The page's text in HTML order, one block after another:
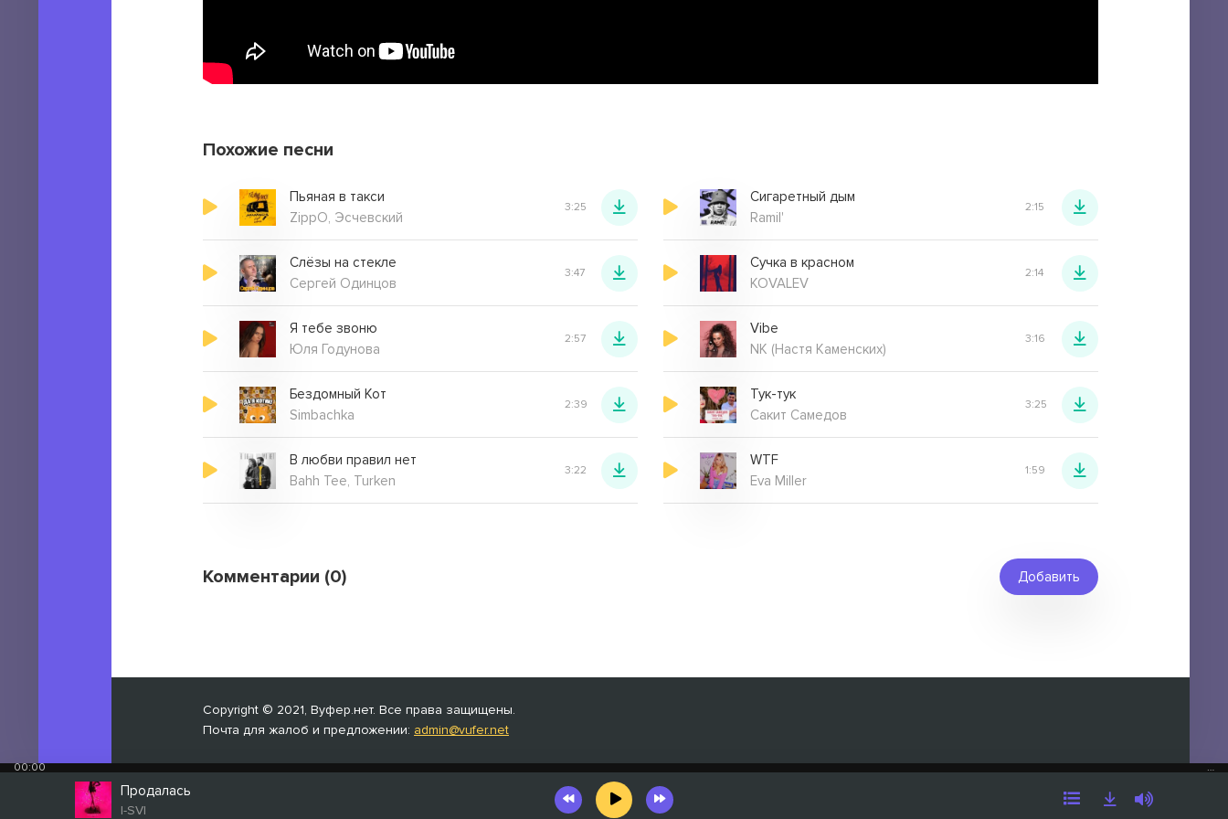
Похожие песни
Пьяная в такси
ZippO, Эсчевский
3:25
Сигаретный дым
Ramil'
2:15
Слёзы на стекле
Сергей Одинцов
3:47
Сучка в красном
KOVALEV
2:14
Я тебе звоню
Юля Годунова
2:57
Vibe
NK (Настя Каменских)
3:16
Бездомный Кот
Simbachka
2:39
Тук-тук
Сакит Самедов
3:25
В любви правил нет
Bahh Tee, Turken
3:22
WTF
Eva Miller
1:59
Комментарии (0) Добавить
Copyright © 2021, Вуфер.нет. Все права защищены.
Почта для жалоб и предложении: admin@vufer.net
Продалась
I-SVI
00:00 …